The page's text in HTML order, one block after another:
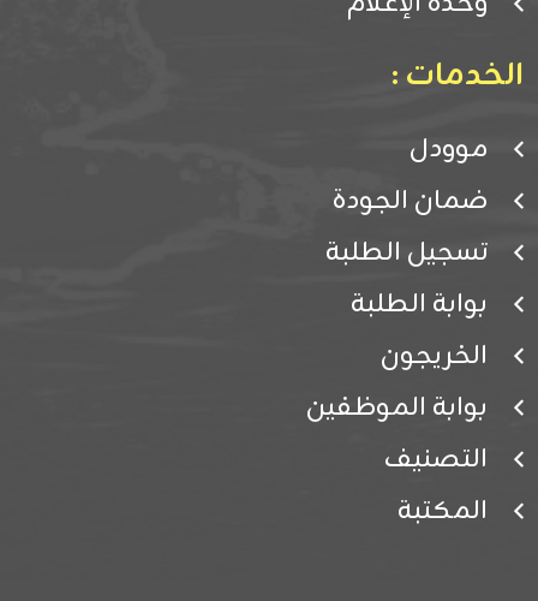
الخدمات :
موودل
ضمان الجودة
تسجيل الطلبة
بوابة الطلبة
الخريجون
بوابة الموظفين
التصنيف
المكتبة